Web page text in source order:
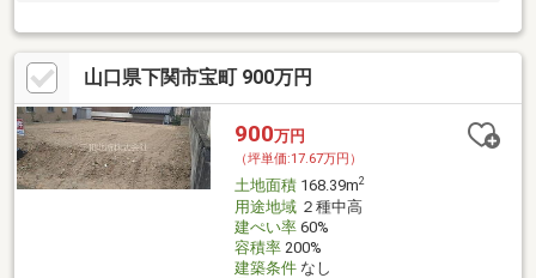
山口県下関市宝町 900万円
900万円
（坪単価:17.67万円）
土地面積168.39m2
用途地域２種中高
建ぺい率60%
容積率200%
建築条件なし